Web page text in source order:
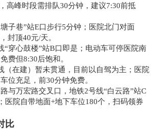
高峰时段需排队30分钟，建议7:30前抵
子巷”站E口步行5分钟；医院北门对面
封顶40元/天。
“穿心鼓楼”站B口即是；电动车可停医院南
费但8:30后饱和。
（在建）暂未贯通，目前以自驾为主；医院
位充足，前30分钟免费。
与万宏路交叉口，地铁2号线“白云路”站C
医院自带地面+地下车位180个，扫码领券
比